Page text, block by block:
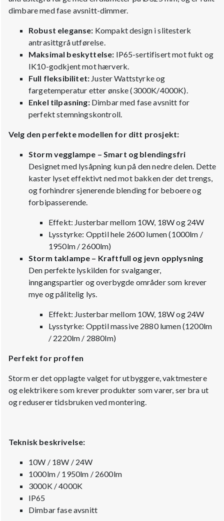
dimbare med fase avsnitt-dimmer.
Robust eleganse: Kompakt design i slitesterk
antrasittgrå utførelse.
Maksimal beskyttelse: IP65-sertifisert mot fukt og
IK10-godkjent mot hærverk.
Full fleksibilitet: Juster Wattstyrke og
fargetemperatur etter ønske (3000K/4000K).
Enkel tilpasning:Dimbar med fase avsnitt for
perfekt stemningskontroll.
Velg den perfekte modellen for ditt prosjekt:
Storm vegglampe – Smart og blendingsfri
Designet med lysåpning kun på den nedre delen. Dette
kaster lyset effektivt ned mot bakken der det trengs,
og forhindrer sjenerende blending for beboere og
forbipasserende.
Effekt: Justerbar mellom 10W, 18W og 24W
Lysstyrke: Opptil hele 2600 lumen (1000lm /
1950lm / 2600lm)
Storm taklampe – Kraftfull og jevn opplysning
Den perfekte lyskilden for svalganger,
inngangspartier og overbygde områder som krever
mye og pålitelig lys.
Effekt: Justerbar mellom 10W, 18W og 24W
Lysstyrke: Opptil massive 2880 lumen (1200lm
/ 2220lm / 2880lm)
Perfekt for proffen
Storm er det opplagte valget for utbyggere, vaktmestere
og elektrikere som krever produkter som varer, ser bra ut
og reduserer tidsbruken ved montering.
Teknisk beskrivelse:
10W / 18W / 24W
1000lm / 1950lm / 2600lm
3000K / 4000K
IP65
Dimbar fase avsnitt